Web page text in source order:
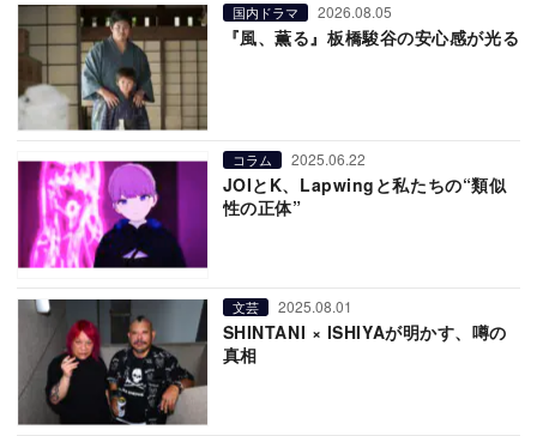
国内ドラマ 2026.08.05
『風、薫る』板橋駿谷の安心感が光る
コラム 2025.06.22
JOIとK、Lapwingと私たちの“類似
性の正体”
文芸 2025.08.01
SHINTANI × ISHIYAが明かす、噂の
真相